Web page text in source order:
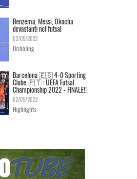
Benzema, Messi, Okocha
devastanti nel futsal
02/05/2022
Dribbling
Barcelona 🇪🇸 4-0 Sporting
Clube 🇵🇹 : UEFA Futsal
Championship 2022 - FINALE!!
02/05/2022
Highlights